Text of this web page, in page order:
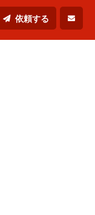
依頼する